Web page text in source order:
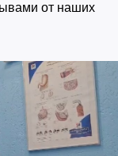
от наших